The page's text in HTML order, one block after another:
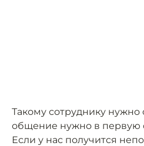
Такому сотруднику нужно
общение нужно в первую
Если у нас получится